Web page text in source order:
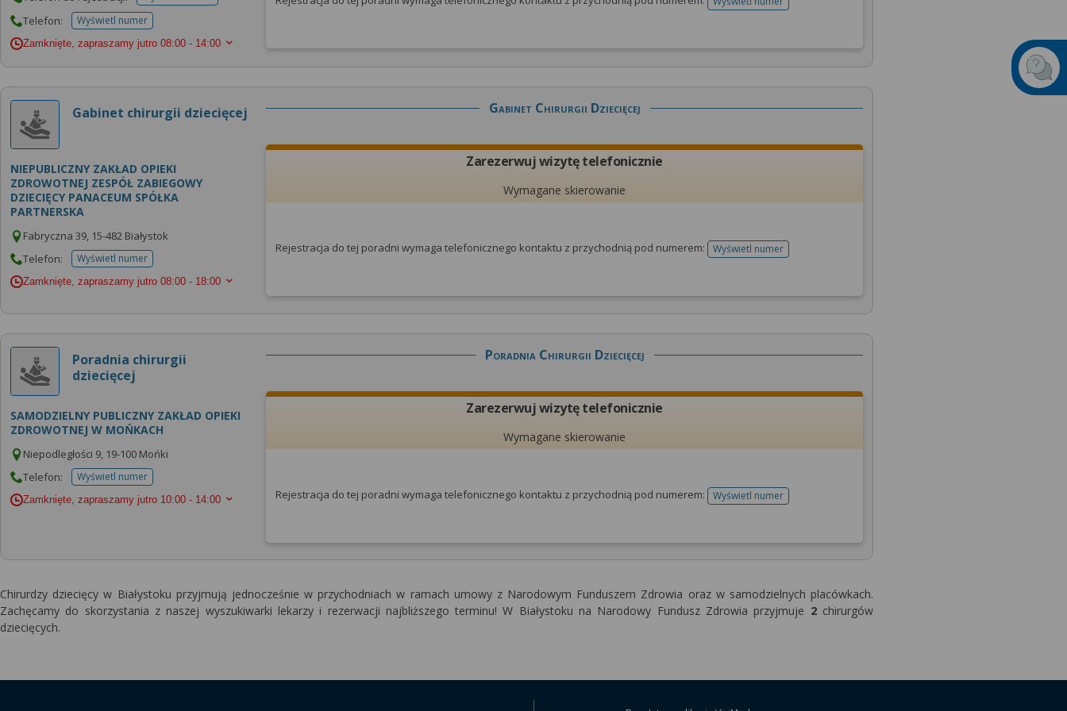
Telefon: Wyświetl numertelefonu do placowki
Zamknięte, zapraszamy jutro 08:00 - 14:00
telefonu do rejestracji
Gabinet chirurgii dziecięcej
NIEPUBLICZNY ZAKŁAD OPIEKI
ZDROWOTNEJ ZESPÓŁ ZABIEGOWY
DZIECIĘCY PANACEUM SPÓŁKA
PARTNERSKA
Fabryczna 39, 15-482 Białystok
Telefon:
Wyświetl numertelefonu do placowki
Zamknięte, zapraszamy jutro 08:00 - 18:00
Gabinet Chirurgii Dziecięcej
Zarezerwuj wizytę telefonicznie
Wymagane skierowanie
Rejestracja do tej poradni wymaga telefonicznego kontaktu z przychodnią pod numerem: Wyświetl numertelefonu do rejestracji
Poradnia chirurgii
dziecięcej
SAMODZIELNY PUBLICZNY ZAKŁAD OPIEKI
ZDROWOTNEJ W MOŃKACH
Niepodległości 9, 19-100 Mońki
Telefon:
Wyświetl numertelefonu do placowki
Zamknięte, zapraszamy jutro 10:00 - 14:00
Poradnia Chirurgii Dziecięcej
Zarezerwuj wizytę telefonicznie
Wymagane skierowanie
Rejestracja do tej poradni wymaga telefonicznego kontaktu z przychodnią pod numerem: Wyświetl numertelefonu do rejestracji
Chirurdzy dziecięcy w Białystoku przyjmują jednocześnie w przychodniach w ramach umowy z Narodowym Funduszem Zdrowia oraz w samodzielnych placówkach.
Zachęcamy do skorzystania z naszej wyszukiwarki lekarzy i rezerwacji najbliższego terminu! W Białystoku na Narodowy Fundusz Zdrowia przyjmuje 2chirurgów
dziecięcych.